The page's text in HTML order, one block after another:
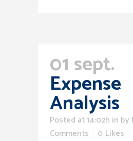
01 sept.
Expense
Analysis
Posted at 14:02h in by
Comments
0 Likes